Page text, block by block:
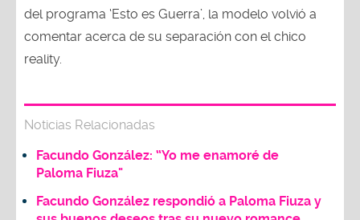
del programa ‘Esto es Guerra’, la modelo volvió a
comentar acerca de su separación con el chico
reality.
Noticias Relacionadas
Facundo González: “Yo me enamoré de
Paloma Fiuza"
Facundo González respondió a Paloma Fiuza y